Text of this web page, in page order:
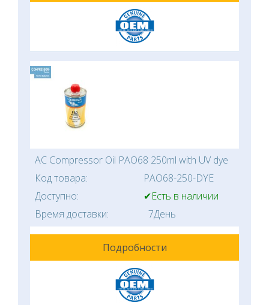
AC Compressor Oil PAO68 250ml with UV dye
Код товара:
PAO68-250-DYE
Доступно:
✔Есть в наличии
Время доставки:
7День
Подробности